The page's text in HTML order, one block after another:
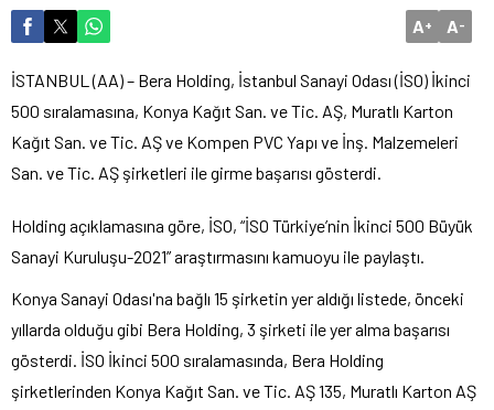
A+ A-
İSTANBUL (AA) – Bera Holding, İstanbul Sanayi Odası (İSO) İkinci
500 sıralamasına, Konya Kağıt San. ve Tic. AŞ, Muratlı Karton
Kağıt San. ve Tic. AŞ ve Kompen PVC Yapı ve İnş. Malzemeleri
San. ve Tic. AŞ şirketleri ile girme başarısı gösterdi.
Holding açıklamasına göre, İSO, “İSO Türkiye’nin İkinci 500 Büyük
Sanayi Kuruluşu-2021” araştırmasını kamuoyu ile paylaştı.
Konya Sanayi Odası'na bağlı 15 şirketin yer aldığı listede, önceki
yıllarda olduğu gibi Bera Holding, 3 şirketi ile yer alma başarısı
gösterdi. İSO İkinci 500 sıralamasında, Bera Holding
şirketlerinden Konya Kağıt San. ve Tic. AŞ 135, Muratlı Karton AŞ